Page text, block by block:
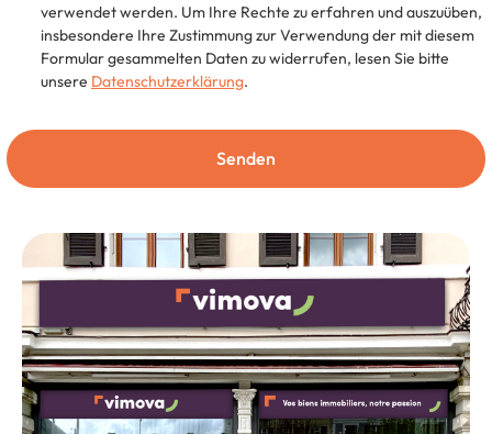
verwendet werden. Um Ihre Rechte zu erfahren und auszuüben,
insbesondere Ihre Zustimmung zur Verwendung der mit diesem
Formular gesammelten Daten zu widerrufen, lesen Sie bitte
unsere Datenschutzerklärung.
Senden